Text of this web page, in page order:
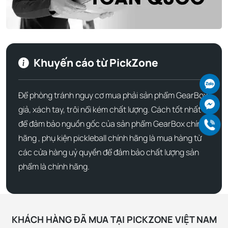
khiến nó trở thành lựa chọn lý tưởng cho người chơi ở mọi
trình độ.
Khuyến cáo từ PickZone
Để phòng tránh nguy cơ mua phải sản phẩm GearBox
giả, xách tay, trôi nổi kém chất lượng. Cách tốt nhất
để đảm bảo nguồn gốc của sản phẩm GearBox chính
hãng , phụ kiện pickleball chính hãng là mua hàng từ
các cửa hàng uỷ quyền để đảm bảo chất lượng sản
phẩm là chính hãng.
KHÁCH HÀNG ĐÃ MUA TẠI PICKZONE VIỆT NAM